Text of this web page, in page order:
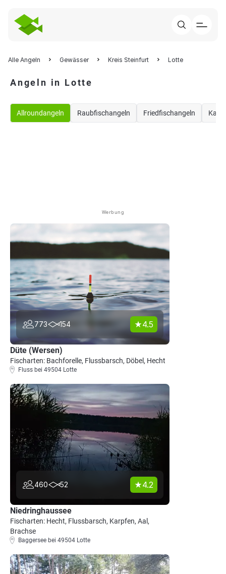
Alle Angeln Gewässer Kreis Steinfurt Lotte
Angeln in Lotte
Allroundangeln Raubfischangeln Friedfischangeln
Werbung
773 154 4.5
Düte (Wersen)
Fischarten: Bachforelle, Flussbarsch, Döbel, Hecht
Fluss bei 49504 Lotte
460 52 4.2
Niedringhaussee
Fischarten: Hecht, Flussbarsch, Karpfen, Aal,
Brachse
Baggersee bei 49504 Lotte